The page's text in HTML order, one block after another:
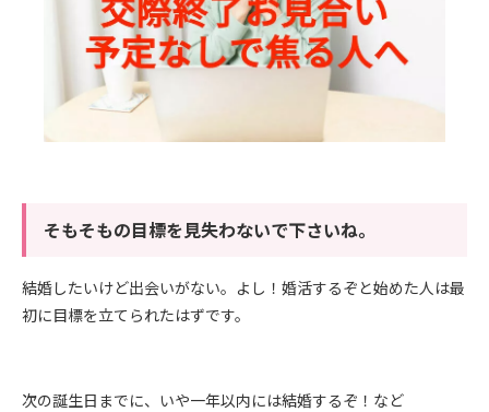
そもそもの目標を見失わないで下さいね。
結婚したいけど出会いがない。よし！婚活するぞと始めた人は最
初に目標を立てられたはずです。
次の誕生日までに、いや一年以内には結婚するぞ！など